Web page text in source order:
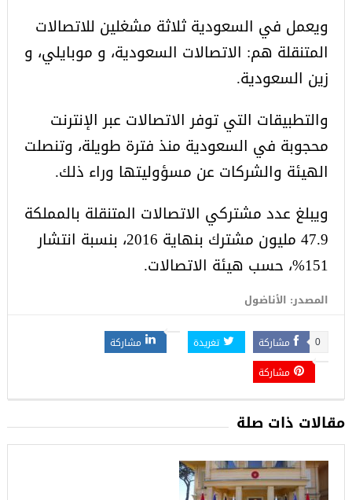
ويعمل في السعودية ثلاثة مشغلين للاتصالات
المتنقلة هم: الاتصالات السعودية، و موبايلي، و
زين السعودية.
والتطبيقات التي توفر الاتصالات عبر الإنترنت
محجوبة في السعودية منذ فترة طويلة، وتنصلت
الهيئة والشركات عن مسؤوليتها وراء ذلك.
ويبلغ عدد مشتركي الاتصالات المتنقلة بالمملكة
47.9 مليون مشترك بنهاية 2016، بنسبة انتشار
151%، حسب هيئة الاتصالات.
المصدر: الأناضول
مشاركة 0 تغريدة
مشاركة
مشاركة
مقالات ذات صلة